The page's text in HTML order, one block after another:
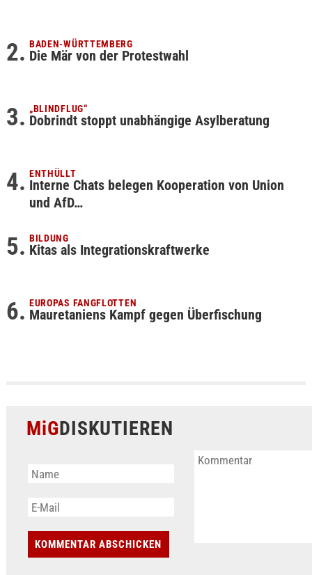
BADEN-WÜRTTEMBERG
Die Mär von der Protestwahl
„BLINDFLUG“
Dobrindt stoppt unabhängige Asylberatung
ENTHÜLLT
Interne Chats belegen Kooperation von Union
und AfD…
BILDUNG
Kitas als Integrationskraftwerke
EUROPAS FANGFLOTTEN
Mauretaniens Kampf gegen Überfischung
MiGDISKUTIEREN